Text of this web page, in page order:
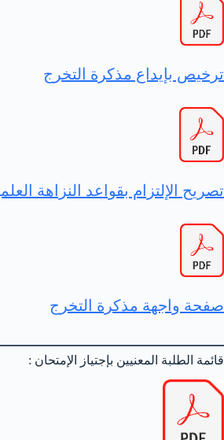
ترخيص بإيداع مذكرة التخرج
تصريح الإلتزام بقواعد النزاهة
صفحة واجهة مذكرة التخرج
قائمة الطلبة المعنيين بإجتياز الإمتحان :